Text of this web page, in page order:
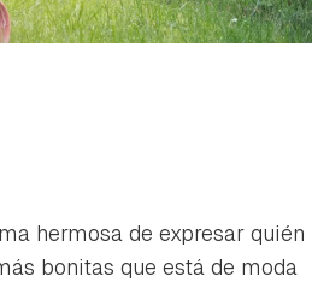
hermosa de expresar quién
bonitas que está de moda